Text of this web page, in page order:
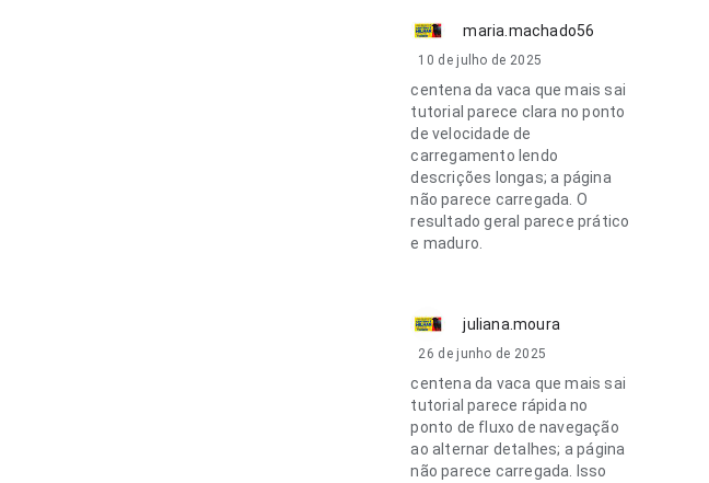
maria.machado56
10 de julho de 2025
centena da vaca que mais sai
tutorial parece clara no ponto
de velocidade de
carregamento lendo
descrições longas; a página
não parece carregada. O
resultado geral parece prático
e maduro.
juliana.moura
26 de junho de 2025
centena da vaca que mais sai
tutorial parece rápida no
ponto de fluxo de navegação
ao alternar detalhes; a página
não parece carregada. Isso